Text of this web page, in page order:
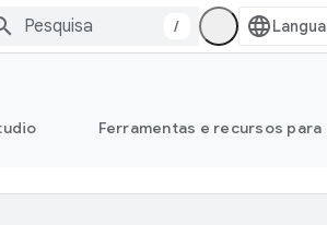
/
Ferramentas e recursos para